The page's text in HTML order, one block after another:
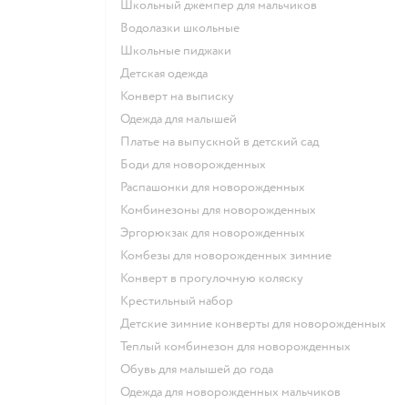
Школьный джемпер для мальчиков
Водолазки школьные
Школьные пиджаки
Детская одежда
Конверт на выписку
Одежда для малышей
Платье на выпускной в детский сад
Боди для новорожденных
Распашонки для новорожденных
Комбинезоны для новорожденных
Эргорюкзак для новорожденных
Комбезы для новорожденных зимние
Конверт в прогулочную коляску
Крестильный набор
Детские зимние конверты для новорожденных
Теплый комбинезон для новорожденных
Обувь для малышей до года
Одежда для новорожденных мальчиков